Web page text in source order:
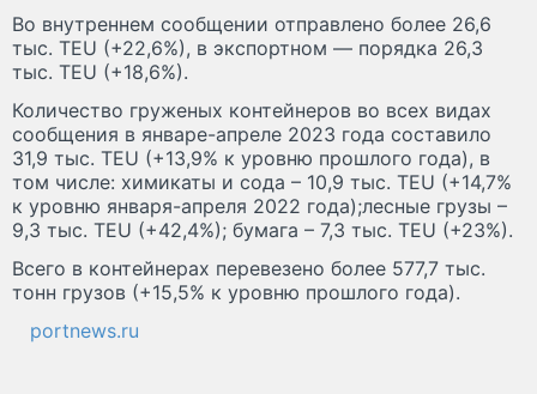
Во внутреннем сообщении отправлено более 26,6
тыс. TEU (+22,6%), в экспортном — порядка 26,3
тыс. TEU (+18,6%).
Количество груженых контейнеров во всех видах
сообщения в январе-апреле 2023 года составило
31,9 тыс. TEU (+13,9% к уровню прошлого года), в
том числе: химикаты и сода – 10,9 тыс. TEU (+14,7%
к уровню января-апреля 2022 года);лесные грузы –
9,3 тыс. TEU (+42,4%); бумага – 7,3 тыс. TEU (+23%).
Всего в контейнерах перевезено более 577,7 тыс.
тонн грузов (+15,5% к уровню прошлого года).
portnews.ru